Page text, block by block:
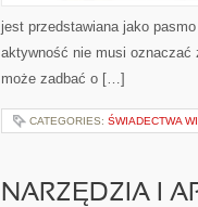
jest przedstawiana jako
aktywność nie musi oznaczać
może zadbać o […]
CATEGORIES: ŚWIADECTWA
NARZĘDZIA I